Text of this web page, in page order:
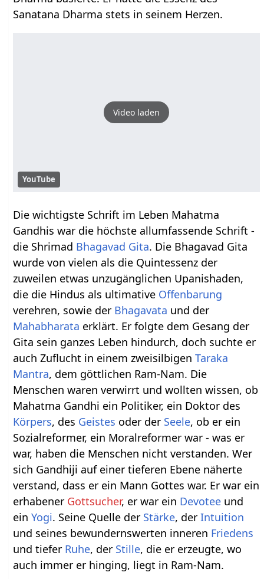
Sanatana Dharma stets in seinem Herzen.
Video laden
YouTube
Die wichtigste Schrift im Leben Mahatma
Gandhis war die höchste allumfassende Schrift -
die Shrimad Bhagavad Gita. Die Bhagavad Gita
wurde von vielen als die Quintessenz der
zuweilen etwas unzugänglichen Upanishaden,
die die Hindus als ultimative Offenbarung
verehren, sowie der Bhagavata und der
Mahabharata erklärt. Er folgte dem Gesang der
Gita sein ganzes Leben hindurch, doch suchte er
auch Zuflucht in einem zweisilbigenTaraka
Mantra, dem göttlichen Ram-Nam. Die
Menschen waren verwirrt und wollten wissen, ob
Mahatma Gandhi ein Politiker, ein Doktor des
Körpers, des Geistes oder der Seele, ob er ein
Sozialreformer, ein Moralreformer war - was er
war, haben die Menschen nicht verstanden. Wer
sich Gandhiji auf einer tieferen Ebene näherte
verstand, dass er ein Mann Gottes war. Er war ein
erhabener Gottsucher, er war ein Devotee und
einYogi. Seine Quelle der Stärke, derIntuition
und seines bewundernswerten inneren Friedens
und tiefer Ruhe, der Stille, die er erzeugte, wo
auch immer er hinging, liegt in Ram-Nam.